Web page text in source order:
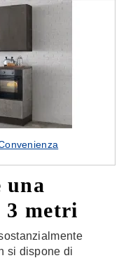
una
3 metri
si dispone di